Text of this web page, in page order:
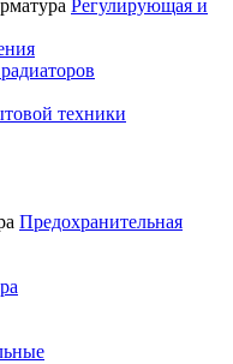
Регулирующая и
техники
Предохранительная